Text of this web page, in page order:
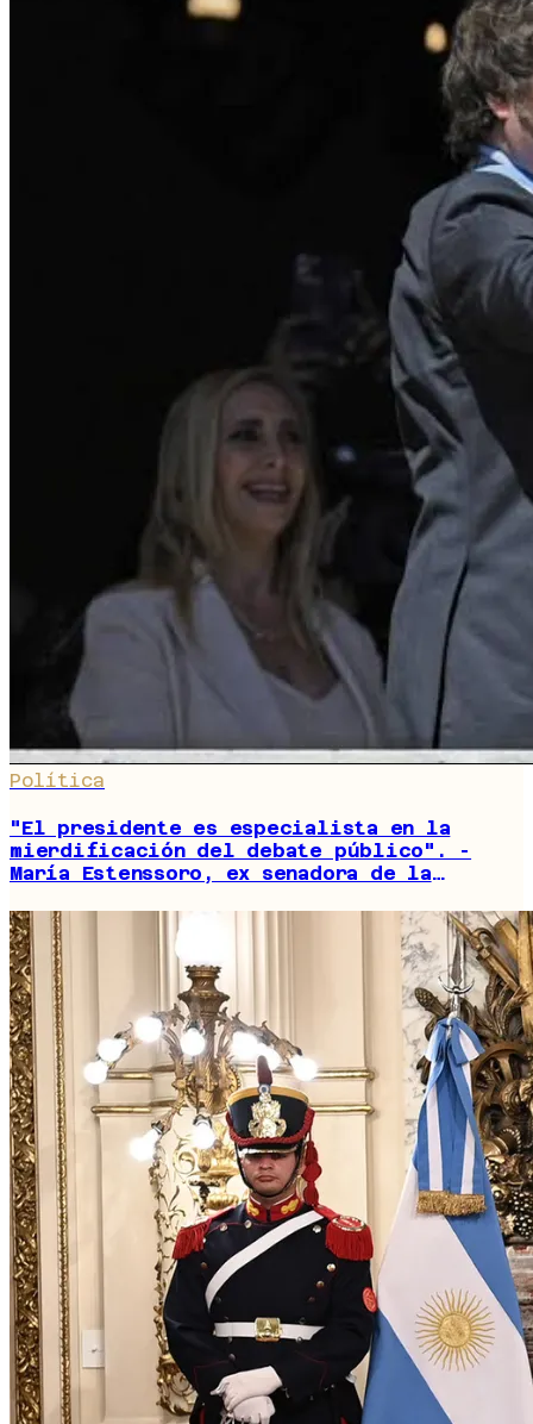
Política
"El presidente es especialista en la
mierdificación del debate público". -
María Estenssoro, ex senadora de la